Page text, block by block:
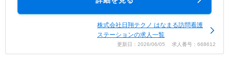
株式会社日翔テクノ はなまる訪問看護
ステーションの求人一覧
更新日：2026/06/05 求人番号：668612